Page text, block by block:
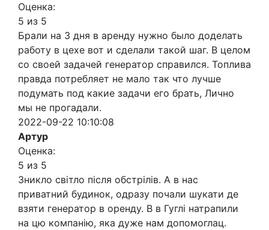
Оценка:
5 из 5
Брали на 3 дня в аренду нужно было доделать
работу в цехе вот и сделали такой шаг. В целом
со своей задачей генератор справился. Топлива
правда потребляет не мало так что лучше
подумать под какие задачи его брать, Лично
мы не прогадали.
2022-09-22 10:10:08
Артур
Оценка:
5 из 5
Зникло світло після обстрілів. А в нас
приватний будинок, одразу почали шукати де
взяти генератор в оренду. В в Гуглі натрапили
на цю компанію, яка дуже нам допомоглац.